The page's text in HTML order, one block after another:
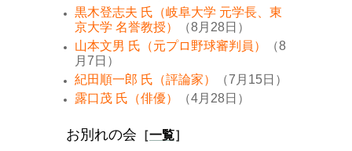
黒木登志夫 氏（岐阜大学 元学長、東
京大学 名誉教授）
（8月28日）
山本文男 氏（元プロ野球審判員）
（8
月7日）
紀田順一郎 氏（評論家）
（7月15日）
露口茂 氏（俳優）
（4月28日）
お別れの会 ［一覧］